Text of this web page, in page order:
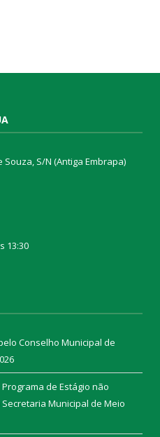
S/N (Antiga Embrapa)
13:30
Conselho Municipal de
Programa de Estágio não
Municipal de Meio